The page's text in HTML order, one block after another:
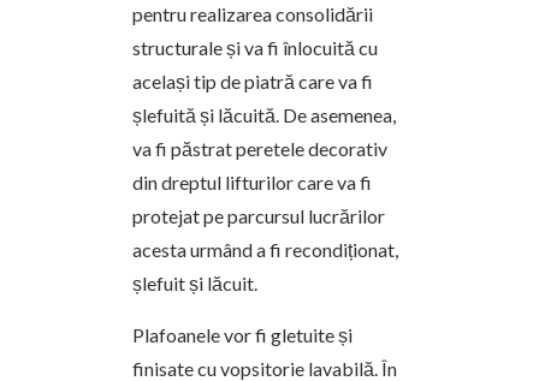
pentru realizarea consolidării
structurale și va fi înlocuită cu
același tip de piatră care va fi
șlefuită și lăcuită. De asemenea,
va fi păstrat peretele decorativ
din dreptul lifturilor care va fi
protejat pe parcursul lucrărilor
acesta urmând a fi recondiționat,
șlefuit și lăcuit.
Plafoanele vor fi gletuite și
finisate cu vopsitorie lavabilă. În